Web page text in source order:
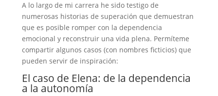
A lo largo de mi carrera he sido testigo de
numerosas historias de superación que demuestran
que es posible romper con la dependencia
emocional y reconstruir una vida plena. Permíteme
compartir algunos casos (con nombres ficticios) que
pueden servir de inspiración:
El caso de Elena: de la dependencia
a la autonomía